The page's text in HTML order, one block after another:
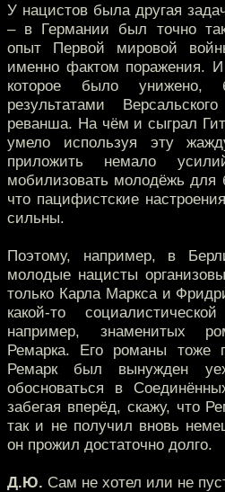
У нацистов была другая
– в Германии был точно
опыт Первой мировой
именно фактом поражения.
которое было унижено,
результатами
реванша. На чём и сыграл
умело используя эту
приложить немало
мобилизовать молодёжь
что пацифистские
сильны.
Поэтому, например, в
молодые нацисты
только Карла Маркса и
какой-то
например, знаменитых
Ремарка. Его романы тоже
Ремарк был вынужден
обосноваться в
забегая вперёд, скажу, что
так и не получил вновь
он прожил достаточно долго.
Д.Ю. Сам не хотел или не